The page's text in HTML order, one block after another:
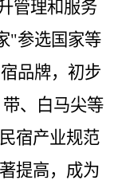
管理和服务
"参选国家等
品牌，初步
、白马尖等
宿产业规范
提高，成为